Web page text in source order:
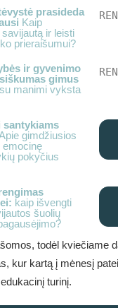
prasideda
Kaip
ir leisti
prieraišumui?
ir gyvenimo
gimus
manimi vyksta
santykiams
gimdžiusios
emocinę
pokyčius
kaip išvengti
šuolių
todėl kviečiame
kur kartą į mėnesį
turinį.